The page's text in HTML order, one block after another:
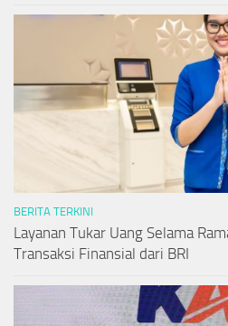
BERITA TERKINI
Layanan Tukar Uang Selama
Transaksi Finansial dari BRI